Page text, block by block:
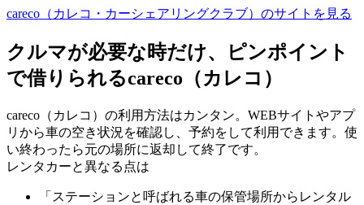
careco（カレコ・カーシェアリングクラブ）のサイトを見る
クルマが必要な時だけ、ピンポイント
で借りられるcareco（カレコ）
careco（カレコ）の利用方法はカンタン。WEBサイトやアプ
リから車の空き状況を確認し、予約をして利用できます。使
い終わったら元の場所に返却して終了です。
レンタカーと異なる点は
「ステーションと呼ばれる車の保管場所からレンタル